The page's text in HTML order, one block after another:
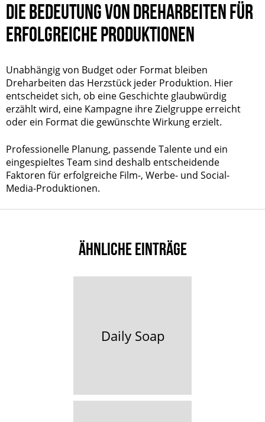
DIE BEDEUTUNG VON DREHARBEITEN FÜR
ERFOLGREICHE PRODUKTIONEN
Unabhängig von Budget oder Format bleiben
Dreharbeiten das Herzstück jeder Produktion. Hier
entscheidet sich, ob eine Geschichte glaubwürdig
erzählt wird, eine Kampagne ihre Zielgruppe erreicht
oder ein Format die gewünschte Wirkung erzielt.
Professionelle Planung, passende Talente und ein
eingespieltes Team sind deshalb entscheidende
Faktoren für erfolgreiche Film-, Werbe- und Social-
Media-Produktionen.
ÄHNLICHE EINTRÄGE
Daily Soap